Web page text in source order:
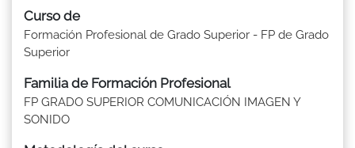
Curso de
Formación Profesional de Grado Superior - FP de Grado
Superior
Familia de Formación Profesional
FP GRADO SUPERIOR COMUNICACIÓN IMAGEN Y
SONIDO